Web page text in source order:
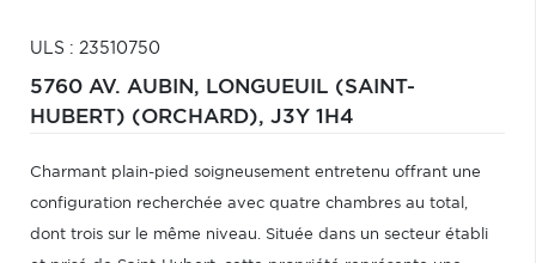
ULS : 23510750
5760 AV. AUBIN, LONGUEUIL (SAINT-
HUBERT) (ORCHARD), J3Y 1H4
Charmant plain-pied soigneusement entretenu offrant une
configuration recherchée avec quatre chambres au total,
dont trois sur le même niveau. Située dans un secteur établi